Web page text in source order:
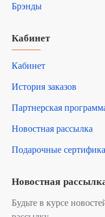
Брэнды
Кабинет
Кабинет
История заказов
Партнерская
Новостная рассылка
Подарочные
Новостная
Будьте в курсе